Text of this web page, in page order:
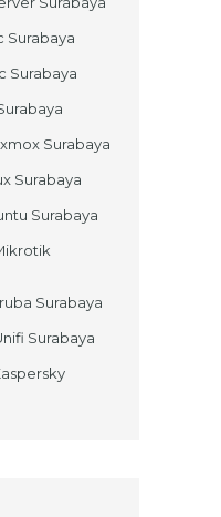
Surabaya
Surabaya
Surabaya
Surabaya
Surabaya
Surabaya
Surabaya